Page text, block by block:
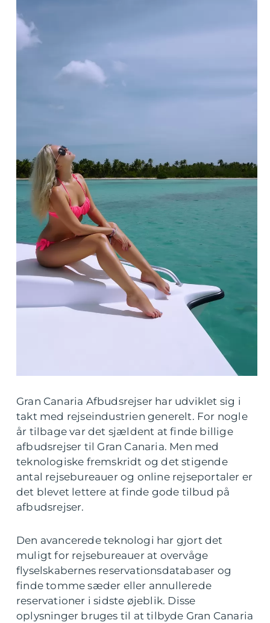
Gran Canaria Afbudsrejser har udviklet sig i
takt med rejseindustrien generelt. For nogle
år tilbage var det sjældent at finde billige
afbudsrejser til Gran Canaria. Men med
teknologiske fremskridt og det stigende
antal rejsebureauer og online rejseportaler er
det blevet lettere at finde gode tilbud på
afbudsrejser.
Den avancerede teknologi har gjort det
muligt for rejsebureauer at overvåge
flyselskabernes reservationsdatabaser og
finde tomme sæder eller annullerede
reservationer i sidste øjeblik. Disse
oplysninger bruges til at tilbyde Gran Canaria